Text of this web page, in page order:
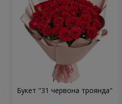
Букет "31 червона троянда"